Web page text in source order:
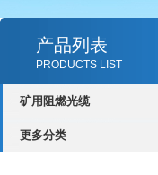
产品列表
PRODUCTS LIST
矿用阻燃光缆
更多分类